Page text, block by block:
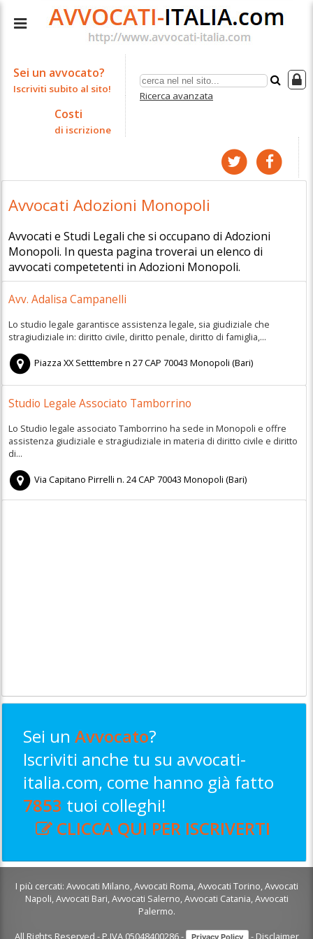
Ricerca avanzata
Sei un avvocato?
Iscriviti subito al sito!
Costi
di iscrizione
Avvocati Adozioni Monopoli
Avvocati e Studi Legali che si occupano di Adozioni
Monopoli. In questa pagina troverai un elenco di
avvocati competetenti in Adozioni Monopoli.
Avv. Adalisa Campanelli
Lo studio legale garantisce assistenza legale, sia giudiziale che
stragiudiziale in: diritto civile, diritto penale, diritto di famiglia,...
Piazza XX Setttembre n 27CAP 70043 Monopoli (Bari)
Studio Legale Associato Tamborrino
Lo Studio legale associato Tamborrino ha sede in Monopoli e offre
assistenza giudiziale e stragiudiziale in materia di diritto civile e diritto
di...
Via Capitano Pirrelli n. 24CAP 70043 Monopoli (Bari)
Sei unAvvocato?
Iscriviti anche tu su avvocati-
italia.com, come hanno già fatto
7853 tuoi colleghi!
CLICCA QUI PER ISCRIVERTI
I più cercati: Avvocati Milano,Avvocati Roma,Avvocati Torino,Avvocati
Napoli,Avvocati Bari,Avvocati Salerno,Avvocati Catania,Avvocati
Palermo.
All Rights Reserved - P.IVA 05048400286 -
- Disclaimer